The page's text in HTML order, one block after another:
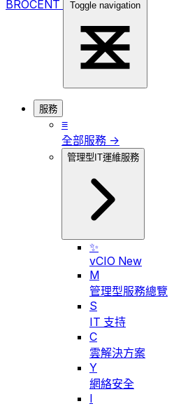
BROCENT Toggle navigation
服務
≡
全部服務 →
管理型IT運維服務
✨
vCIO New
M
管理型服務總覽
S
IT 支持
C
雲解決方案
Y
網絡安全
I